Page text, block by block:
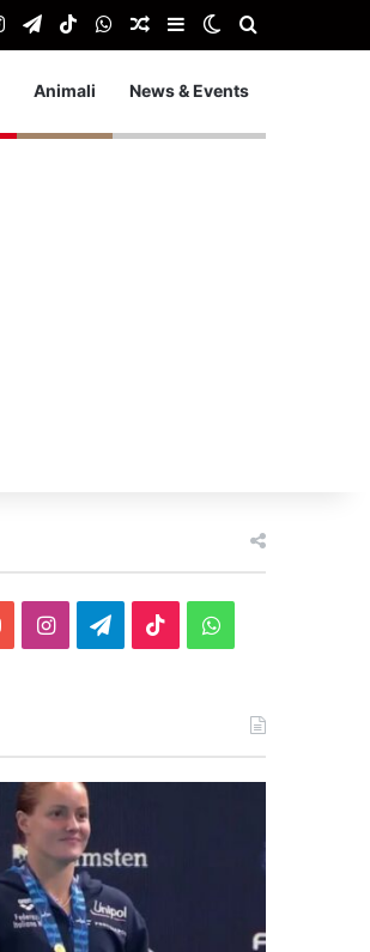
Instagram
TelegramTikTokWhatsApp
Articolo Random
Barra laterale
Cambia aspetto
Animali News & Events
You InstagramTelegram
TikTokWhatsApp